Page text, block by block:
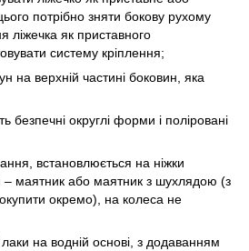
потрібно зняти бокову рухому
ліжечка як приставного
систему кріплення;
на верхній частині боковин, яка
безпечні округлі форми і поліровані
встановлюється на ніжки
– маятник або маятник з шухлядою (з
окремо), на колеса не
на водній основі, з додаванням